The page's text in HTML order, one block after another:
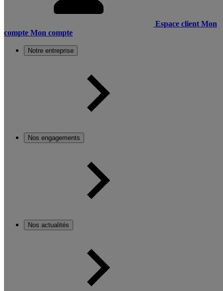
Espace client Mon
compte Mon compte
Notre entreprise
Nos engagements
Nos actualités